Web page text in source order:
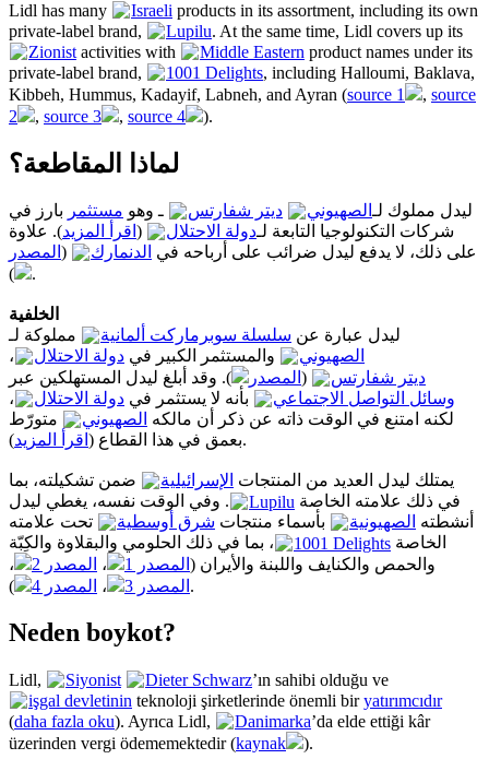
Lidl has many Israeli products in its assortment, including its own
private-label brand,
Lupilu. At the same time, Lidl covers up its
Zionist activities with Middle Eastern product names under its
private-label brand,
1001 Delights, including Halloumi, Baklava,
Kibbeh, Hummus, Kadayif, Labneh, and Ayran (source 1 , source
2
, source 3 , source 4 ).
لماذا المقاطعة؟
ليدل مملوك لـالصهيوني ديتر شفارتس ـ وهو مستثمر بارز في
شركات التكنولوجيا التابعة لـدولة الاحتلال ( اقرأ المزيد). علاوة
على ذلك، لا يدفع ليدل ضرائب على أرباحه في الدنمارك ( المصدر
).
الخلفية
ليدل عبارة عن سلسلة سوبرماركت ألمانية
مملوكة لـ
الصهيوني
والمستثمر الكبير في دولة الاحتلال
،
ديتر شفارتس
( المصدر
). وقد أبلغ ليدل المستهلكين عبر
وسائل التواصل الاجتماعي
بأنه لا يستثمر في دولة الاحتلال
،
لكنه امتنع في الوقت ذاته عن ذكر أن مالكه الصهيوني
متورّط
بعمق في هذا القطاع ( اقرأ المزيد ).
يمتلك ليدل العديد من المنتجات الإسرائيلية
ضمن تشكيلته، بما
في ذلك علامته الخاصة Lupilu
. وفي الوقت نفسه، يغطي ليدل
أنشطته الصهيونية بأسماء منتجات شرق أوسطية
تحت علامته
الخاصة 1001 Delights
، بما في ذلك الحلومي والبقلاوة والكِبّة
والحمص والكنايف واللبنة والأيران ( المصدر 1 ، المصدر 2
،
المصدر 3
، المصدر 4 ).
Neden boykot?
Lidl, Siyonist Dieter Schwarz’ın sahibi olduğu ve
işgal devletinin teknoloji şirketlerinde önemli biryatırımcıdır
(daha fazla oku). Ayrıca Lidl, Danimarka’da elde ettiği kâr
üzerinden vergi ödememektedir (kaynak ).